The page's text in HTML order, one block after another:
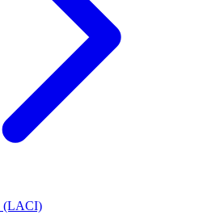
(LACI)